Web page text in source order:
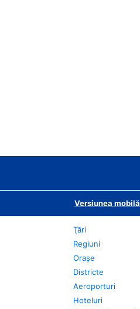
Versiunea mobilă
Ţări
Regiuni
Oraşe
Districte
Aeroporturi
Hoteluri